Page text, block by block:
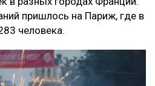
пришлось на Париж, где в
человека.